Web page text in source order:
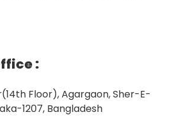
:
Floor), Agargaon, Sher-E-
1207, Bangladesh